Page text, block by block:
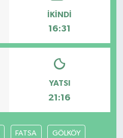
İKINDI
16:31
YATSI
21:16
FATSA GÖLKÖY